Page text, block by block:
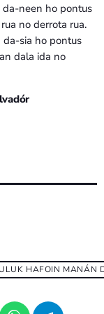
da-neen ho pontus
no derrota rua.
da-sia ho pontus
dala ida no
HAFOIN MANÁN